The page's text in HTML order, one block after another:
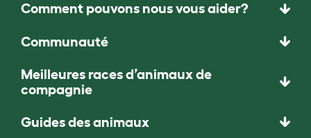
Comment pouvons nous vous aider?
Communauté
Meilleures races d’animaux de
compagnie
Guides des animaux